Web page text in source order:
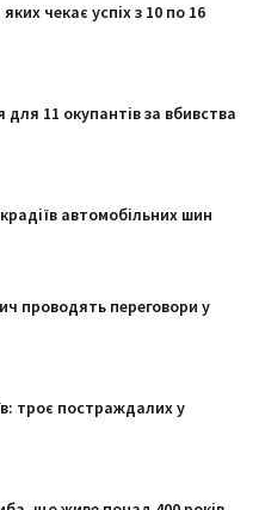
чекає успіх з 10 по 16
для 11 окупантів за вбивства
автомобільних шин
проводять переговори у
троє постраждалих у